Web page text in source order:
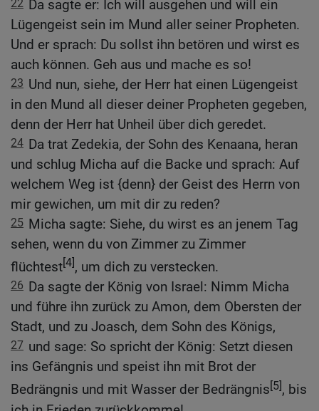
22 Da sagte er: Ich will ausgehen und will ein
Lügengeist sein im Mund aller seiner Propheten.
Und er sprach: Du sollst ihn betören und wirst es
auch können. Geh aus und mache es so!
23 Und nun, siehe, der Herr hat einen Lügengeist
in den Mund all dieser deiner Propheten gegeben,
denn der Herr hat Unheil über dich geredet.
24 Da trat Zedekia, der Sohn des Kenaana, heran
und schlug Micha auf die Backe und sprach: Auf
welchem Weg ist {denn} der Geist des Herrn von
mir gewichen, um mit dir zu reden?
25 Micha sagte: Siehe, du wirst es an jenem Tag
sehen, wenn du von Zimmer zu Zimmer
flüchtest[4], um dich zu verstecken.
26 Da sagte der König von Israel: Nimm Micha
und führe ihn zurück zu Amon, dem Obersten der
Stadt, und zu Joasch, dem Sohn des Königs,
27 und sage: So spricht der König: Setzt diesen
ins Gefängnis und speist ihn mit Brot der
Bedrängnis und mit Wasser der Bedrängnis[5], bis